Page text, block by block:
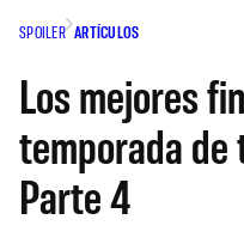
SPOILER ARTÍCULOS
Los mejores
temporada de
Parte 4